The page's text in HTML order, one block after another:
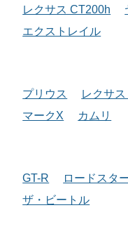
レクサス CT200h
エクストレイル
プリウス レクサ
マークX
カムリ
GT-R ロードスタ
ザ・ビートル